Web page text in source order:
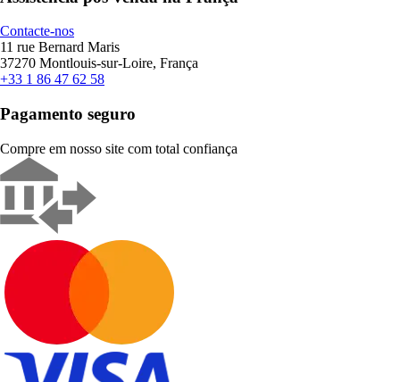
Contacte-nos
11 rue Bernard Maris
37270 Montlouis-sur-Loire, França
+33 1 86 47 62 58
Pagamento seguro
Compre em nosso site com total confiança